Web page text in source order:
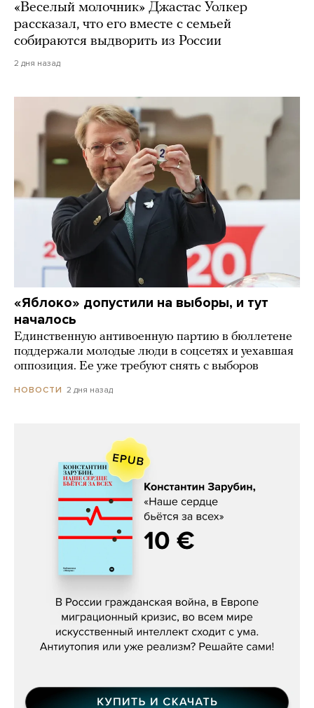
«Веселый молочник» Джастас Уолкер
рассказал, что его вместе с семьей
собираются выдворить из России
2 дня назад
«Яблоко» допустили на выборы, и тут
началось
Единственную антивоенную партию в бюллетене
поддержали молодые люди в соцсетях и уехавшая
оппозиция. Ее уже требуют снять с выборов
НОВОСТИ 2 дня назад
Константин Зарубин, «Наше сердце